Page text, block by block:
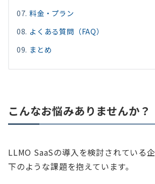
料金・プラン
よくある質問（FAQ）
まとめ
こんなお悩みありませんか？
LLMO SaaSの導入を検討されている
下のような課題を抱えています。